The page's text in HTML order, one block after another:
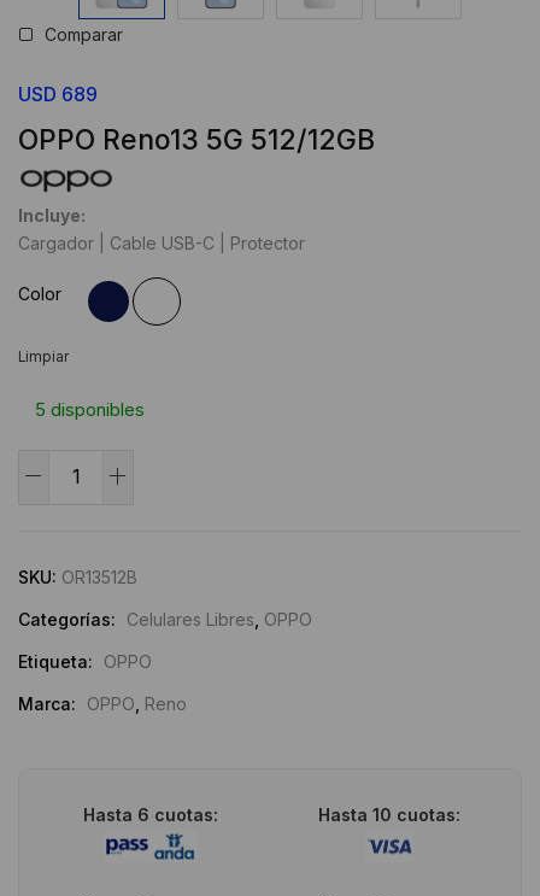
Comparar
OPPO Reno13 5G 512/12GB
USD 689
Incluye:
Cargador | Cable USB-C | Protector
Color
Limpiar
5 disponibles
cantidad
SKU: OR13512B
Categorías: Celulares Libres OPPO
Etiqueta: OPPO
Marca: OPPO Reno
Hasta 6 cuotas: Hasta 10 cuotas: